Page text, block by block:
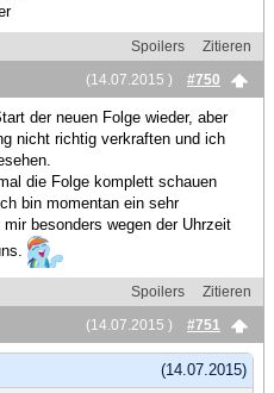
Spoilers
Zitieren
(14.07.2015 )
#750
der neuen Folge wieder, aber
nicht richtig verkraften und ich
die Folge komplett schauen
bin momentan ein sehr
besonders wegen der Uhrzeit
Spoilers
Zitieren
(14.07.2015 )
#751
(14.07.2015)